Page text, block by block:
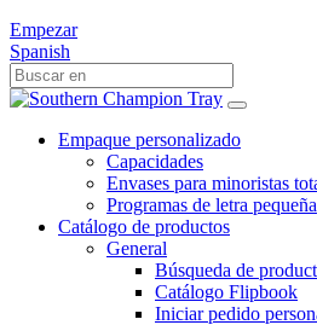
Empezar
Spanish
Empaque personalizado
Capacidades
Envases para minoristas
Programas de letra pequeña
Catálogo de productos
General
Búsqueda de
Catálogo Flipbook
Iniciar pedido